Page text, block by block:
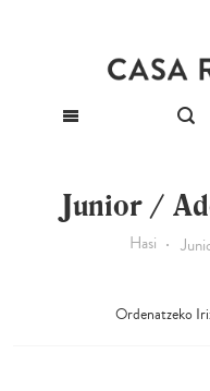
Junior /
Hasi
Ordenatzeko